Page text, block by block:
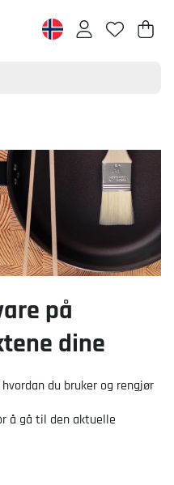
.
på
dine
du bruker og rengjør
å gå til den aktuelle